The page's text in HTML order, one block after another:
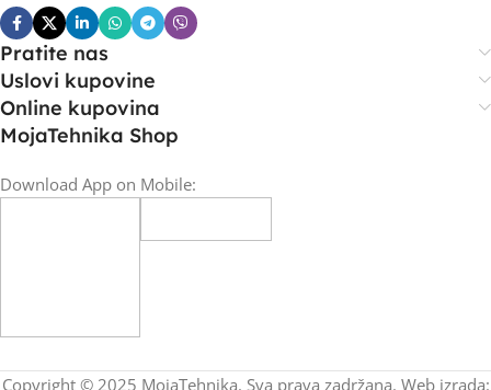
Pratite nas
Uslovi kupovine
Online kupovina
MojaTehnika Shop
Download App on Mobile:
Copyright © 2025 MojaTehnika. Sva prava zadržana. Web izrada: